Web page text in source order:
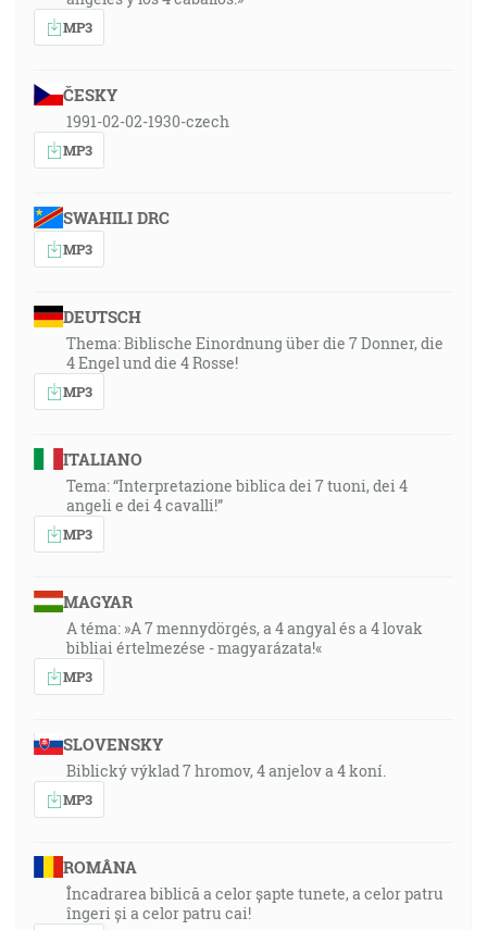
MP3
ČESKY
1991-02-02-1930-czech
MP3
SWAHILI DRC
MP3
DEUTSCH
Thema: Biblische Einordnung über die 7 Donner, die
4 Engel und die 4 Rosse!
MP3
ITALIANO
Tema: “Interpretazione biblica dei 7 tuoni, dei 4
angeli e dei 4 cavalli!”
MP3
MAGYAR
A téma: »A 7 mennydörgés, a 4 angyal és a 4 lovak
bibliai értelmezése - magyarázata!«
MP3
SLOVENSKY
Biblický výklad 7 hromov, 4 anjelov a 4 koní.
MP3
ROMÂNA
Încadrarea biblică a celor șapte tunete, a celor patru
îngeri și a celor patru cai!